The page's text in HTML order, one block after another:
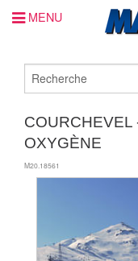
MENU
COURCHEVEL
OXYGÈNE
M20.18561